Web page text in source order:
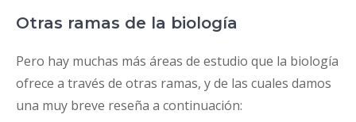
Otras ramas de la biología
Pero hay muchas más áreas de estudio que la biología
ofrece a través de otras ramas, y de las cuales damos
una muy breve reseña a continuación: